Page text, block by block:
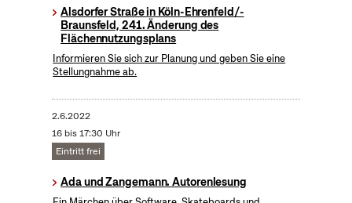
Alsdorfer Straße in Köln-Ehrenfeld/-
Braunsfeld, 241. Änderung des
Flächennutzungsplans
Informieren Sie sich zur Planung und geben Sie eine
Stellungnahme ab.
2.6.2022
16 bis 17:30 Uhr
Eintritt frei
Ada und Zangemann. Autorenlesung